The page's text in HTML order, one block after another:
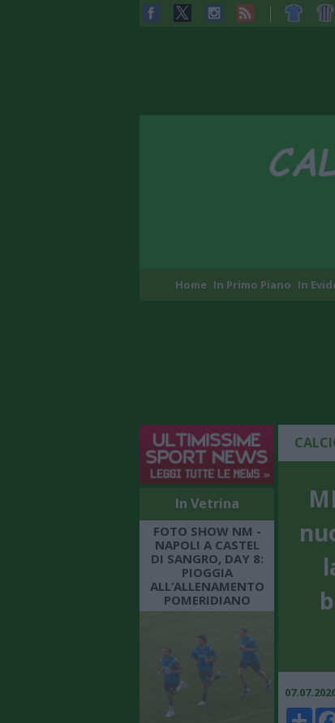
Home In Primo Piano In
In Vetrina
FOTO SHOW NM -
NAPOLI A CASTEL
DI SANGRO, DAY 8:
PIOGGIA
ALL’ALLENAMENTO
POMERIDIANO
Share